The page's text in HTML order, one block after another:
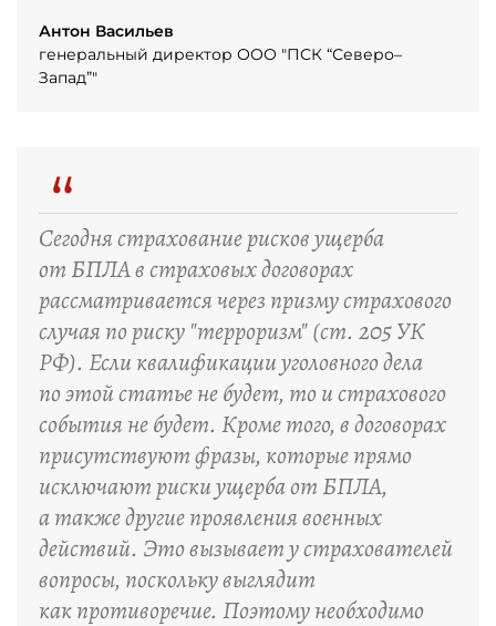
Антон Васильев
генеральный директор ООО "ПСК “Северо–
Запад”"
“
Сегодня страхование рисков ущерба
от БПЛА в страховых договорах
рассматривается через призму страхового
случая по риску "терроризм" (ст. 205 УК
РФ). Если квалификации уголовного дела
по этой статье не будет, то и страхового
события не будет. Кроме того, в договорах
присутствуют фразы, которые прямо
исключают риски ущерба от БПЛА,
а также другие проявления военных
действий. Это вызывает у страхователей
вопросы, поскольку выглядит
как противоречие. Поэтому необходимо